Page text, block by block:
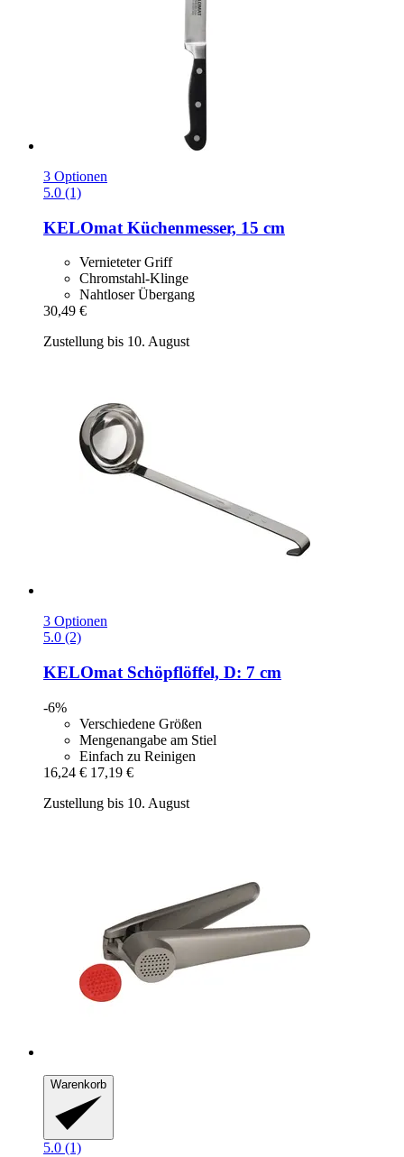
3 Optionen
5.0 (1)
KELOmat Küchenmesser, 15 cm
Vernieteter Griff
Chromstahl-Klinge
Nahtloser Übergang
30,49 €
Zustellung bis 10. August
3 Optionen
5.0 (2)
KELOmat Schöpflöffel, D: 7 cm
-6%
Verschiedene Größen
Mengenangabe am Stiel
Einfach zu Reinigen
16,24 € 17,19 €
Zustellung bis 10. August
Warenkorb
5.0 (1)